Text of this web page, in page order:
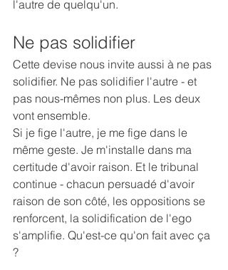
l'autre de quelqu'un.
Ne pas solidifier
Cette devise nous invite aussi à ne pas
solidifier. Ne pas solidifier l'autre - et
pas nous-mêmes non plus. Les deux
vont ensemble.
Si je fige l'autre, je me fige dans le
même geste. Je m'installe dans ma
certitude d'avoir raison. Et le tribunal
continue - chacun persuadé d'avoir
raison de son côté, les oppositions se
renforcent, la solidification de l'ego
s'amplifie. Qu'est-ce qu'on fait avec ça
?